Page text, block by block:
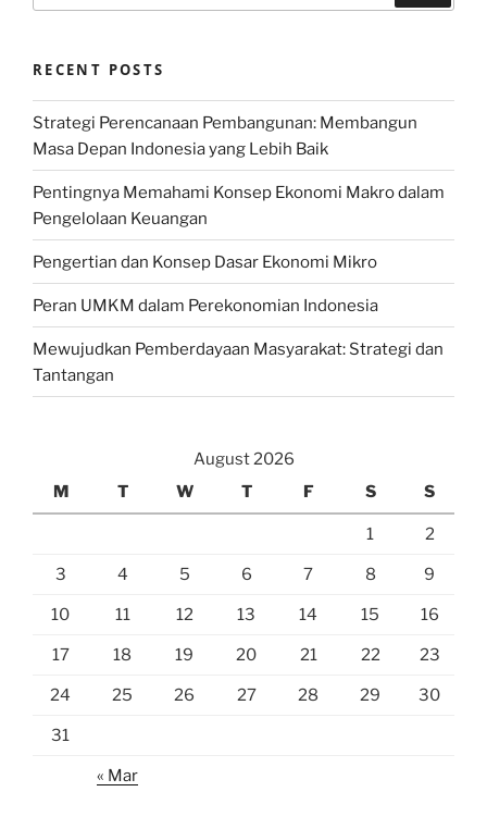
RECENT POSTS
Strategi Perencanaan Pembangunan: Membangun
Masa Depan Indonesia yang Lebih Baik
Pentingnya Memahami Konsep Ekonomi Makro dalam
Pengelolaan Keuangan
Pengertian dan Konsep Dasar Ekonomi Mikro
Peran UMKM dalam Perekonomian Indonesia
Mewujudkan Pemberdayaan Masyarakat: Strategi dan
Tantangan
August 2026
M
T W T F S S
1 2
3 4 5 6 7 8 9
10 11 12 13 14 15 16
17 18 19 20 21 22 23
24 25 26 27 28 29 30
31
« Mar